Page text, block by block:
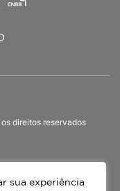
direitos reservados
Educação, tendo as suas
sua experiência